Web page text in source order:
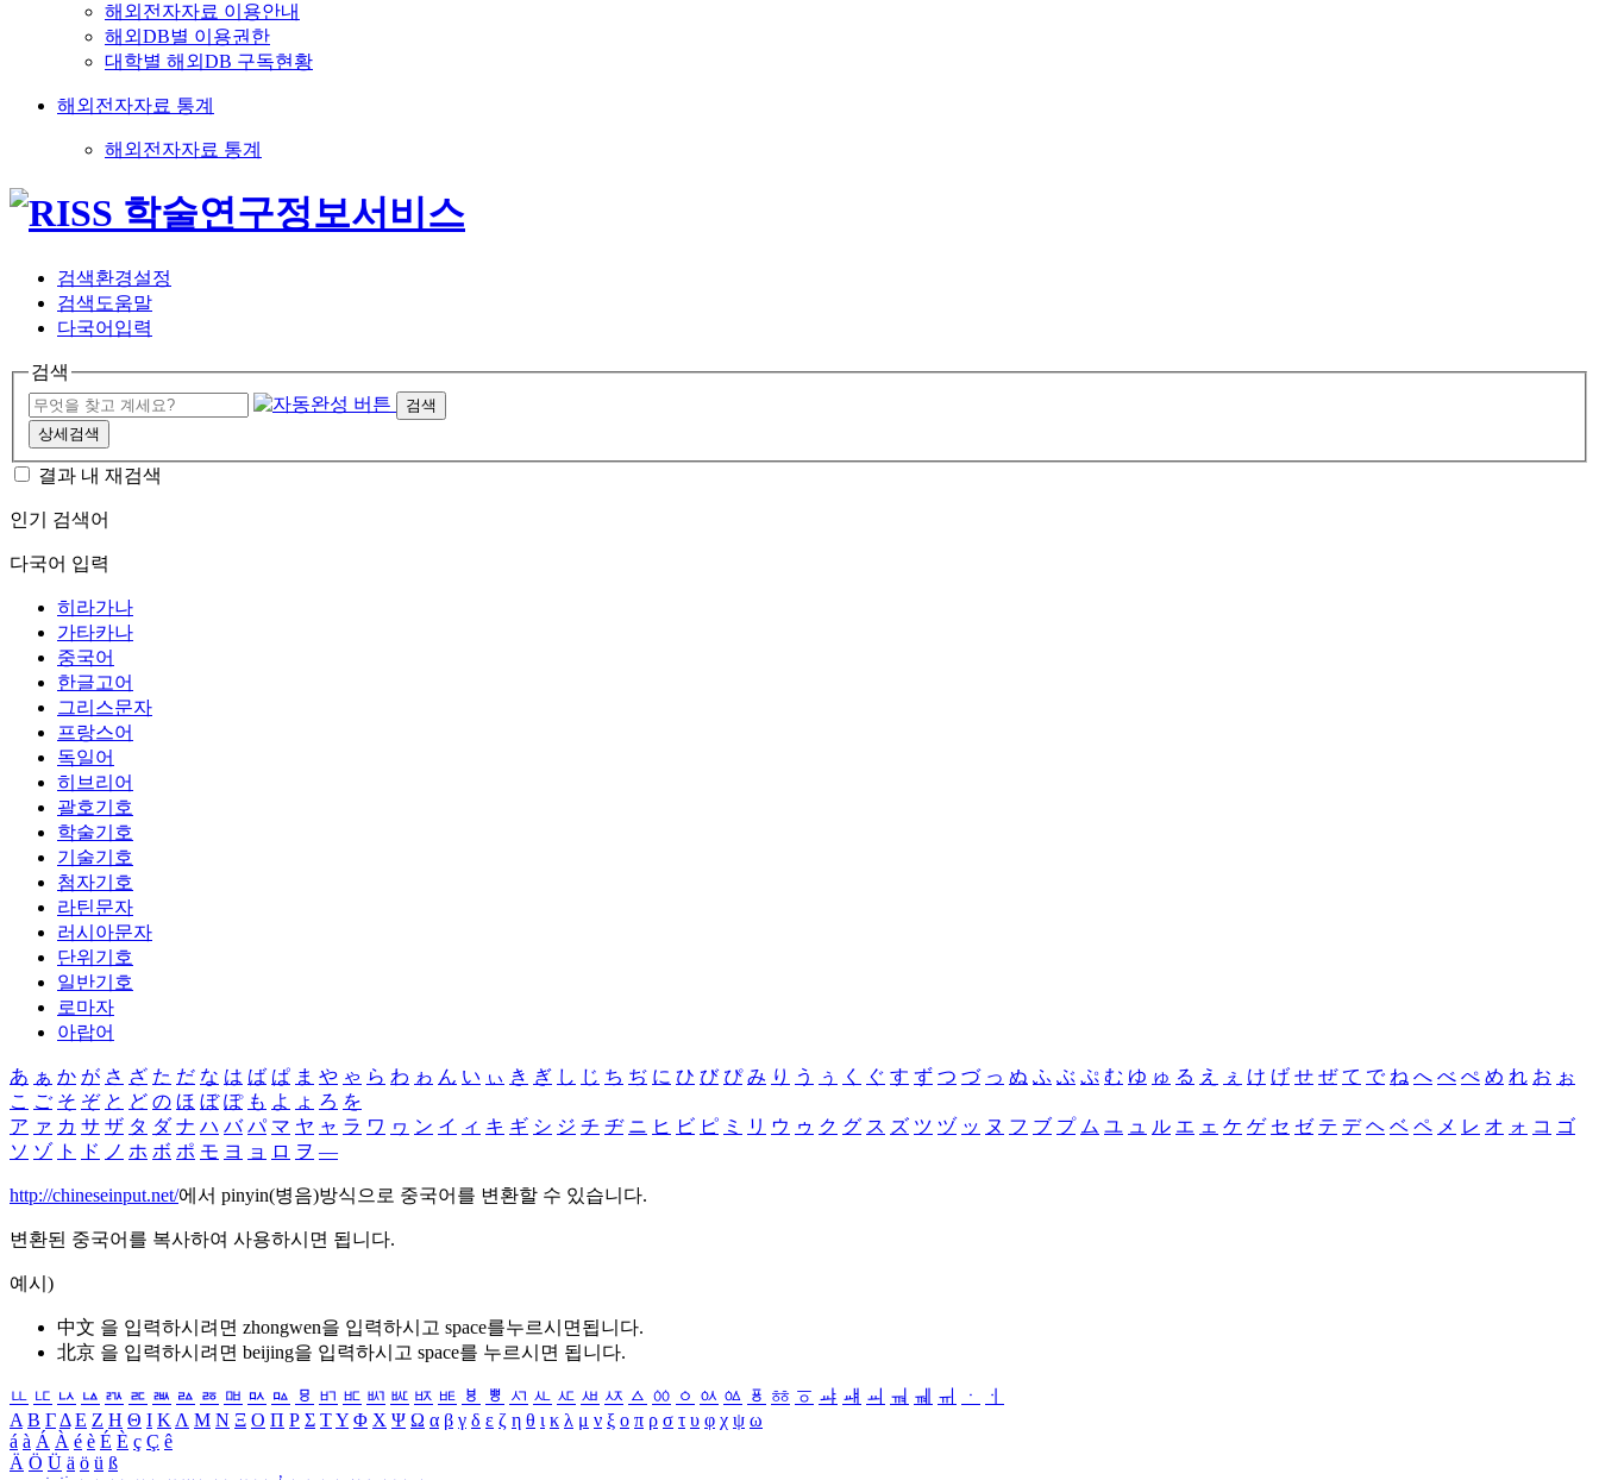
해외전자자료 이용안내
해외DB별 이용권한
대학별 해외DB 구독현황
해외전자자료 통계
해외전자자료 통계
검색환경설정
검색도움말
다국어입력
검색
검색
상세검색
결과 내 재검색
인기 검색어
다국어 입력
히라가나
가타카나
중국어
한글고어
그리스문자
프랑스어
독일어
히브리어
괄호기호
학술기호
기술기호
첨자기호
라틴문자
러시아문자
단위기호
일반기호
로마자
아랍어
あ ぁ か が さ ざ た だ な は ば ぱ ま や ゃ ら わ ゎ ん い ぃ き ぎ し じ ち ぢ に ひ び ぴ み り う ぅ く ぐ す ず つ づ っ ぬ ふ ぶ ぷ む ゆ ゅ る え ぇ け げ せ ぜ て で ね へ べ ぺ め れ お ぉ
こ ご そ ぞ と ど の ほ ぼ ぽ も よ ょ ろ を
ア ァ カ サ ザ タ ダ ナ ハ バ パ マ ヤ ャ ラ ワ ヮ ン イ ィ キ ギ シ ジ チ ヂ ニ ヒ ビ ピ ミ リ ウ ゥ ク グ ス ズ ツ ヅ ッ ヌ フ ブ プ ム ユ ュ ル エ ェ ケ ゲ セ ゼ テ デ ヘ ベ ペ メ レ オ ォ コ ゴ
ソ ゾ ト ド ノ ホ ボ ポ モ ヨ ョ ロ ヲ ―
http://chineseinput.net/에서 pinyin(병음)방식으로 중국어를 변환할 수 있습니다.
변환된 중국어를 복사하여 사용하시면 됩니다.
예시)
中文 을 입력하시려면 zhongwen을 입력하시고 space를누르시면됩니다.
北京 을 입력하시려면 beijing을 입력하시고 space를 누르시면 됩니다.
ㅥ ㅦ ㅧ ㅨ ㅩ ㅪ ㅫ ㅬ ㅭ ㅮ ㅯ ㅰ ㅱ ㅲ ㅳ ㅴ ㅵ ㅶ ㅷ ㅸ ㅹ ㅺ ㅻ ㅼ ㅽ ㅾ ㅿ ㆀ ㆁ ㆂ ㆃ ㆄ ㆅ ㆆ ㆇ ㆈ ㆉ ㆊ ㆋ ㆌ ㆍ
ㆎ
Α Β ΓΔ Ε Ζ Η Θ Ι ΚΛ Μ Ν Ξ Ο Π Ρ Σ ΤΥ Φ Χ Ψ Ω α β γ δ ε ζ η θ ι κ λ μ ν ξ ο π ρ σ τ υ φ χ ψ ω
á à Á À é è É È ç Ç ê
Ä Ö Ü ä ö ü ß